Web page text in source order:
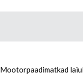
Mootorpaadimatkad